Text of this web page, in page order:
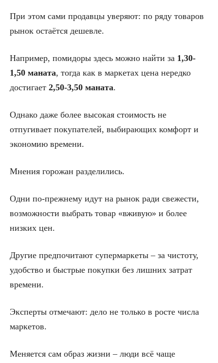
При этом сами продавцы уверяют: по ряду товаров
рынок остаётся дешевле.
Например, помидоры здесь можно найти за 1,30-
1,50 маната, тогда как в маркетах цена нередко
достигает 2,50-3,50 маната.
Однако даже более высокая стоимость не
отпугивает покупателей, выбирающих комфорт и
экономию времени.
Мнения горожан разделились.
Одни по-прежнему идут на рынок ради свежести,
возможности выбрать товар «вживую» и более
низких цен.
Другие предпочитают супермаркеты – за чистоту,
удобство и быстрые покупки без лишних затрат
времени.
Эксперты отмечают: дело не только в росте числа
маркетов.
Меняется сам образ жизни – люди всё чаще